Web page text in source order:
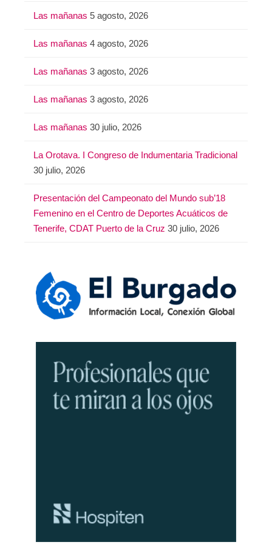
Las mañanas 5 agosto, 2026
Las mañanas 4 agosto, 2026
Las mañanas 3 agosto, 2026
Las mañanas 3 agosto, 2026
Las mañanas 30 julio, 2026
La Orotava. I Congreso de Indumentaria Tradicional
30 julio, 2026
Presentación del Campeonato del Mundo sub’18
Femenino en el Centro de Deportes Acuáticos de
Tenerife, CDAT Puerto de la Cruz 30 julio, 2026